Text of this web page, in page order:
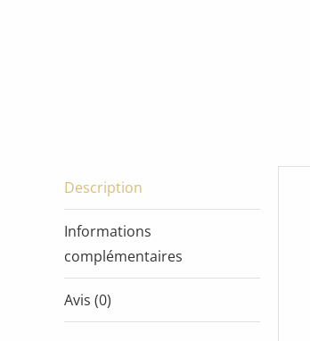
Description
Informations
complémentaires
Avis (0)